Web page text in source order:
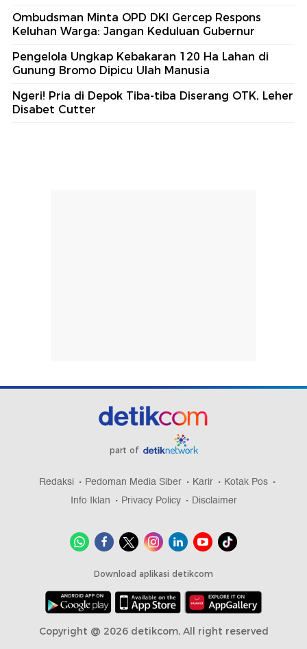
Ombudsman Minta OPD DKI Gercep Respons
Keluhan Warga: Jangan Keduluan Gubernur
Pengelola Ungkap Kebakaran 120 Ha Lahan di
Gunung Bromo Dipicu Ulah Manusia
Ngeri! Pria di Depok Tiba-tiba Diserang OTK, Leher
Disabet Cutter
part of
Redaksi Pedoman Media Siber Karir
Kotak Pos
Info Iklan
Privacy Policy Disclaimer
Download aplikasi detikcom
Copyright @ 2026 detikcom, All right reserved